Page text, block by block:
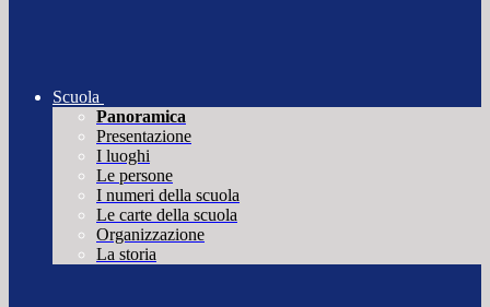
Scuola
Panoramica
Presentazione
I luoghi
Le persone
I numeri della scuola
Le carte della scuola
Organizzazione
La storia